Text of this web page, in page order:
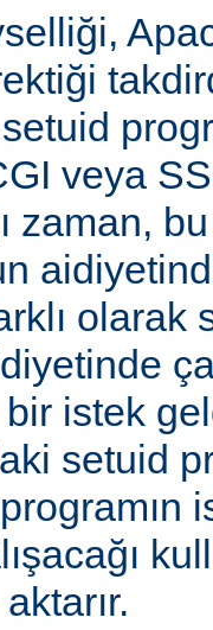
setuid
veya
zaman,
olarak
bir istek
setuid